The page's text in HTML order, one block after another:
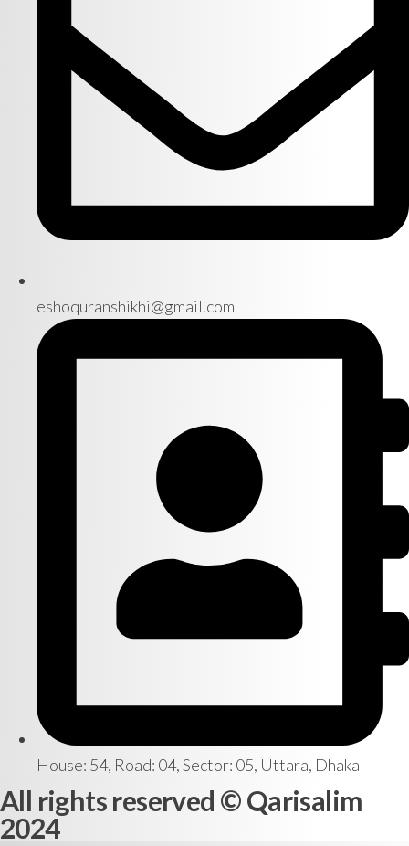
eshoquranshikhi@gmail.com
House: 54, Road: 04, Sector: 05, Uttara, Dhaka
All rights reserved © Qarisalim
2024